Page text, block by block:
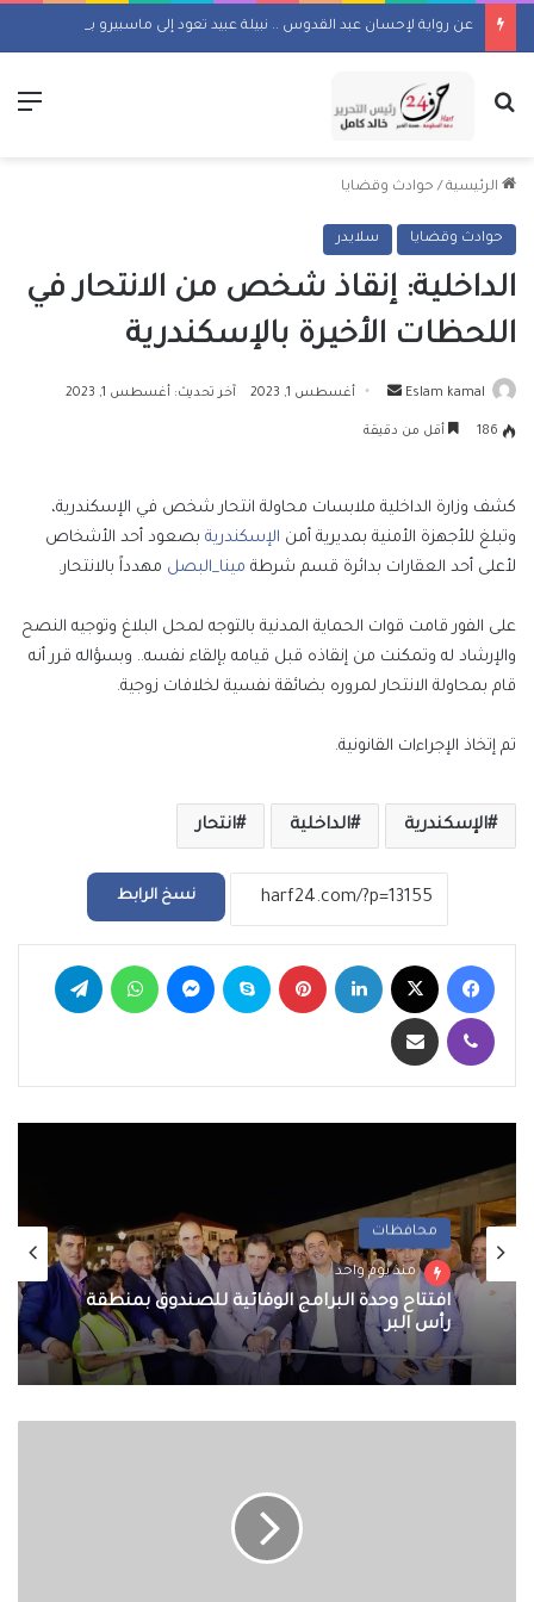
بحث عن
الرئيسية / حوادث وقضايا
حوادث وقضايا سلايدر
الداخلية: إنقاذ شخص من الانتحار في
اللحظات الأخيرة بالإسكندرية
Eslam kamal
أرسل أغسطس 1, 2023 آخر تحديث: أغسطس 1, 2023
186 أقل من دقيقة
كشف وزارة الداخلية ملابسات محاولة انتحار شخص في الإسكندرية،
وتبلغ للأجهزة الأمنية بمديرية أمن الإسكندرية بصعود أحد الأشخاص
لأعلى أحد العقارات بدائرة قسم شرطة مينا_البصل مهدداً بالانتحار.
على الفور قامت قوات الحماية المدنية بالتوجه لمحل البلاغ وتوجيه النصح
والإرشاد له وتمكنت من إنقاذه قبل قيامه بإلقاء نفسه.. وبسؤاله قرر أنه
قام بمحاولة الانتحار لمروره بضائقة نفسية لخلافات زوجية.
تم إتخاذ الإجراءات القانونية.
الإسكندرية الداخلية انتحار
نسخ الرابط
فيسبوك لينكدإن بينتيريست سكايب ماسنجر واتساب
ڤايبر مشاركة عبر البريد
محافظات
منذ يوم واحد
افتتاح وحدة البرامج الوقائية للصندوق بمنطقة
رأس البر